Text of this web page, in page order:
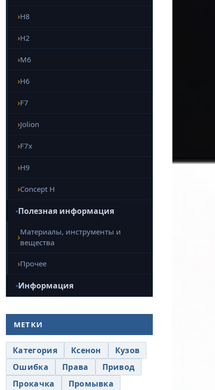
H8
H2
M6
H6
F7
Jolion
F7x
H9
Concept H
Полезная информация
Материалы, инструменты и
вещества
Прочее
Информация
МЕТКИ
Категория Ксенон
Кузов
Ошибка
Права
Привод
Прокачка
Промывка